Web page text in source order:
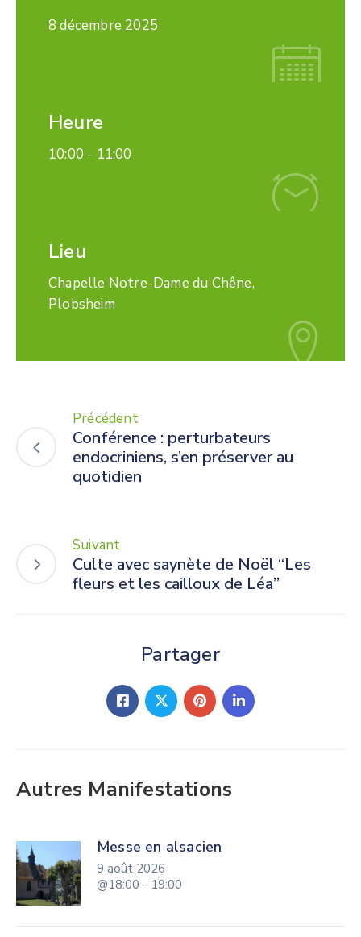
8 décembre 2025
Heure
10:00 - 11:00
Lieu
Chapelle Notre-Dame du Chêne,
Plobsheim
Précédent
Conférence : perturbateurs
endocriniens, s’en préserver au
quotidien
Suivant
Culte avec saynète de Noël “Les
fleurs et les cailloux de Léa”
Partager
Autres Manifestations
Messe en alsacien
9 août 2026
@18:00 - 19:00